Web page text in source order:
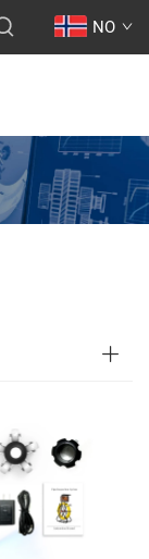
NO